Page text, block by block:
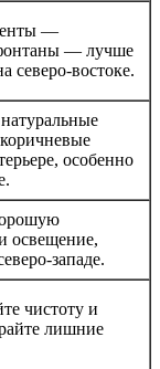
—
— лучше
северо-востоке.
особенно
освещение,
западе.
чистоту и
лишние